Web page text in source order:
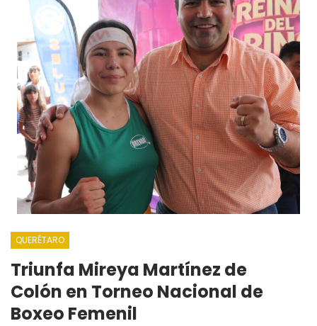
QUERÉTARO
Triunfa Mireya Martínez de
Colón en Torneo Nacional de
Boxeo Femenil